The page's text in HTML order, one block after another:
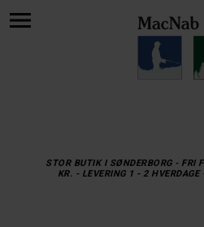
STOR BUTIK I SØNDERBORG - FRI
KR. - LEVERING 1 - 2